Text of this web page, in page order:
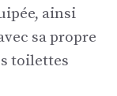
ainsi
sa propre
toilettes